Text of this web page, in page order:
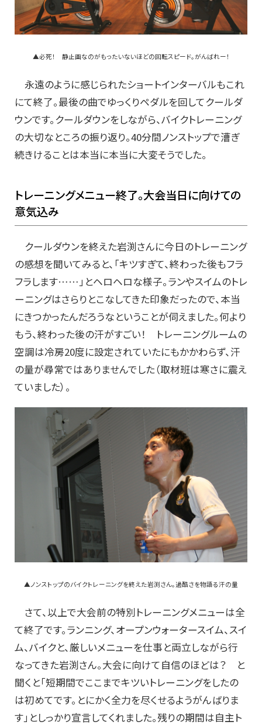
▲必死！ 静止画なのがもったいないほどの回転スピード。がんばれー！
永遠のように感じられたショートインターバルもこれ
にて終了。最後の曲でゆっくりペダルを回してクールダ
ウンです。クールダウンをしながら、バイクトレーニング
の大切なところの振り返り。40分間ノンストップで漕ぎ
続きけることは本当に本当に大変そうでした。
トレーニングメニュー終了。大会当日に向けての
意気込み
クールダウンを終えた岩渕さんに今日のトレーニング
の感想を聞いてみると、「キツすぎて、終わった後もフラ
フラします……」とヘロヘロな様子。ランやスイムのトレ
ーニングはさらりとこなしてきた印象だったので、本当
にきつかったんだろうなということが伺えました。何より
もう、終わった後の汗がすごい！ トレーニングルームの
空調は冷房20度に設定されていたにもかかわらず、汗
の量が尋常ではありませんでした（取材班は寒さに震え
ていました）。
▲ノンストップのバイクトレーニングを終えた岩渕さん。過酷さを物語る汗の量
さて、以上で大会前の特別トレーニングメニューは全
て終了です。ランニング、オープンウォータースイム、スイ
ム、バイクと、厳しいメニューを仕事と両立しながら行
なってきた岩渕さん。大会に向けて自信のほどは？ と
聞くと「短期間でここまでキツいトレーニングをしたの
は初めてです。とにかく全力を尽くせるようがんばりま
す」としっかり宣言してくれました。残りの期間は自主ト